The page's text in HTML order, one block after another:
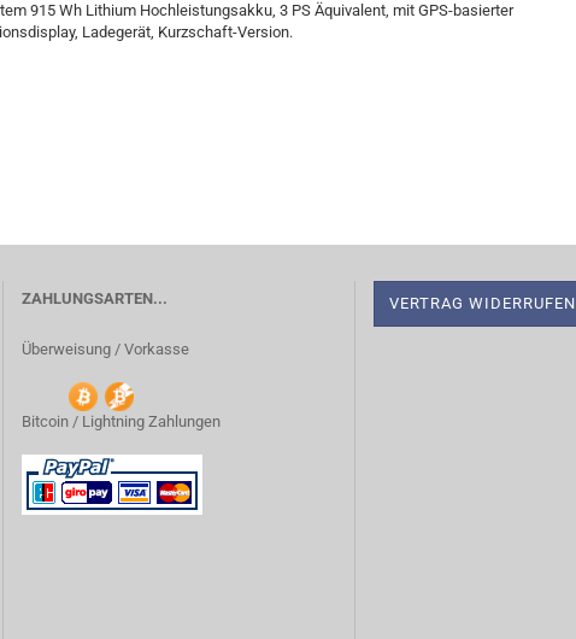
915 Wh Lithium Hochleistungsakku, 3 PS Äquivalent, mit GPS-basierter
Ladegerät, Kurzschaft-Version.
ZAHLUNGSARTEN...
Überweisung / Vorkasse
Bitcoin / Lightning Zahlungen
VERTRAG WIDERRUFEN